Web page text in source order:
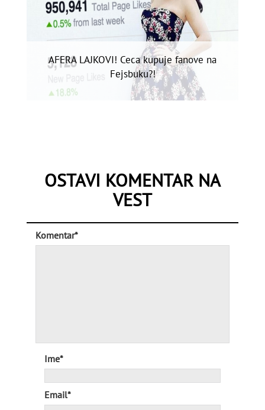
AFERA LAJKOVI! Ceca kupuje fanove na
Fejsbuku?!
OSTAVI KOMENTAR NA
VEST
Komentar*
Ime*
Email*